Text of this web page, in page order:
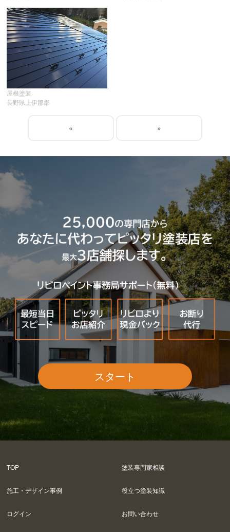
屋根塗装
長野県上伊那郡
« »
スタート
TOP 塗装専門家相談
施工・デザイン事例 役立つ塗装知識
ログイン お問い合わせ